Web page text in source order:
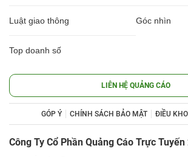
Luật giao thông Góc nhìn
Top doanh số
LIÊN HỆ QUẢNG CÁO
GÓP Ý CHÍNH SÁCH BẢO MẬT ĐIỀU
Công Ty Cổ Phần Quảng Cáo Trực Tuyến